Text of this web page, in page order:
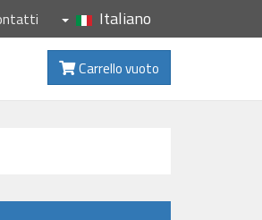
Italiano
Carrello vuoto